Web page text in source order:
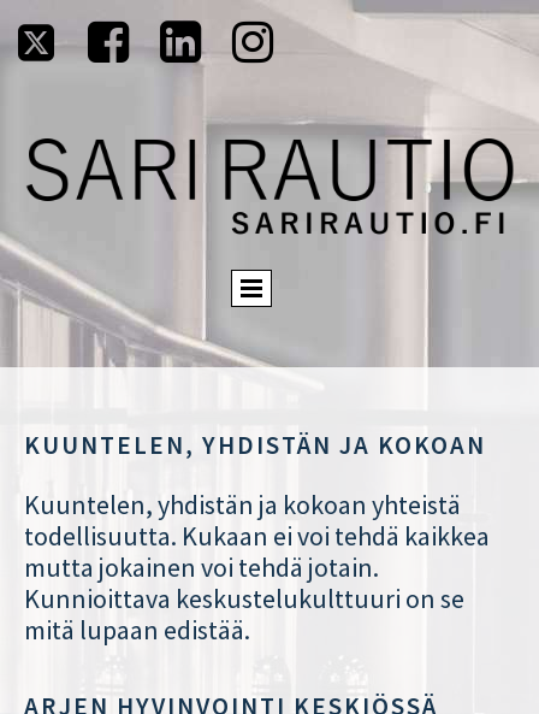
   
KUUNTELEN, YHDISTÄN JA KOKOAN
Kuuntelen, yhdistän ja kokoan yhteistä
todellisuutta. Kukaan ei voi tehdä kaikkea
mutta jokainen voi tehdä jotain.
Kunnioittava keskustelukulttuuri on se
mitä lupaan edistää.
ARJEN HYVINVOINTI KESKIÖSSÄ